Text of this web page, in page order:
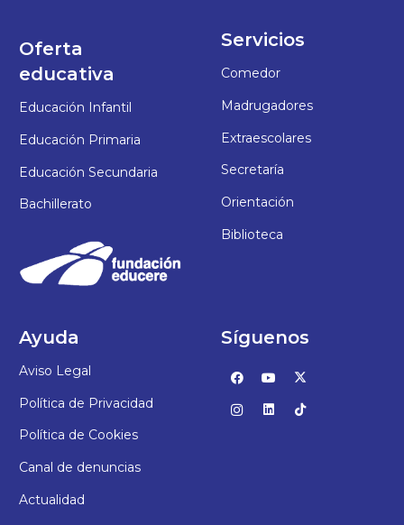
Oferta
educativa
Educación Infantil
Educación Primaria
Educación Secundaria
Bachillerato
Servicios
Comedor
Madrugadores
Extraescolares
Secretaría
Orientación
Biblioteca
Ayuda
Aviso Legal
Política de Privacidad
Política de Cookies
Canal de denuncias
Actualidad
Síguenos